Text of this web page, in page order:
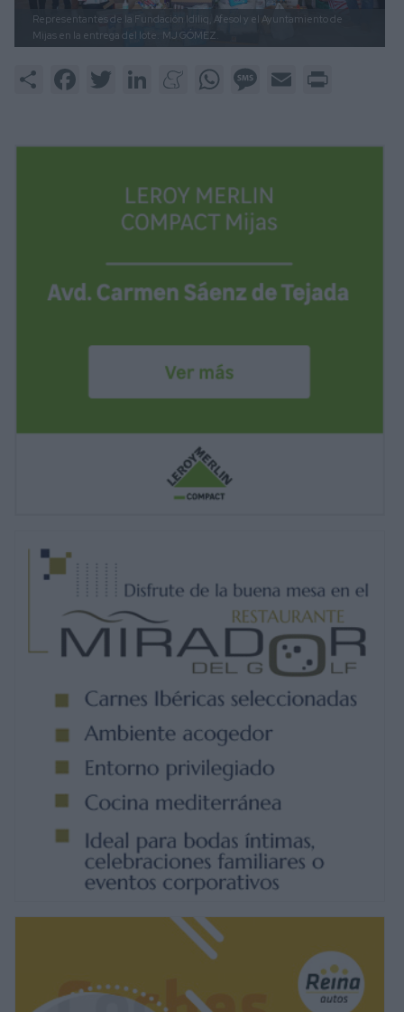
Representantes de la Fundación Idiliq, Afesol y el Ayuntamiento de
Mijas en la entrega del lote. MJ GÓMEZ.
Share FacebookTwitter LinkedInMeneameWhatsAppMessage
Email